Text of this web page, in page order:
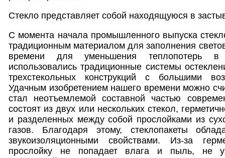
Стекло представляет собой находящуюся в
С момента начала промышленного выпуска
традиционным материалом для заполнения
времени для уменьшения теплопотерь в
использовались традиционные системы
трехстекольных конструкций с большими
Удачным изобретением нашего времени можно
стал неотъемлемой составной частью
состоят из двух или нескольких стекол,
и разделенных между собой прослойками из
газов. Благодаря этому, стеклопакеты
звукоизоляционными свойствами. Из-за
прослойку не попадает влага и пыль, не